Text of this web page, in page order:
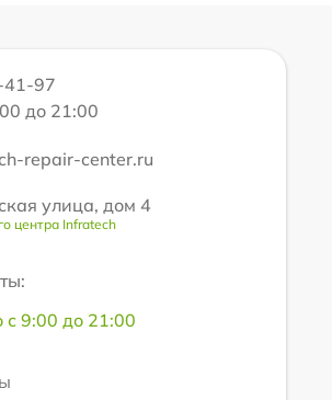
41-97
до 21:00
repair-center.ru
улица, дом 4
центра Infratech
с 9:00 до 21:00